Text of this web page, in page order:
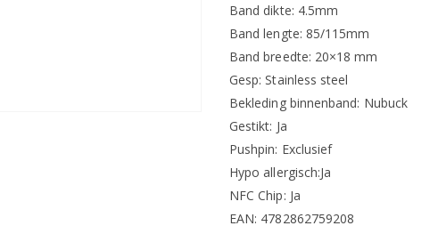
Band dikte: 4.5mm
Band lengte: 85/115mm
Band breedte: 20×18 mm
Gesp: Stainless steel
Bekleding binnenband: Nubuck
Gestikt: Ja
Pushpin: Exclusief
Hypo allergisch:Ja
NFC Chip: Ja
EAN: 4782862759208